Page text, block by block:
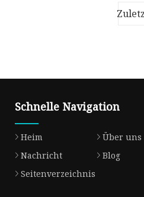
zum Abfüllen und
Schnelle Navigation
Heim Über uns
Nachricht
Blog
Seitenverzeichnis